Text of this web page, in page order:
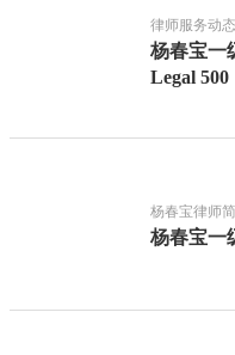
律师服务动态
杨春宝一
Legal 500
杨春宝律师
杨春宝一